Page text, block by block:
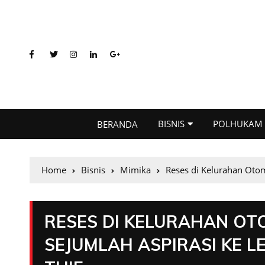
BERANDA BISNIS POLHUKAM
Home Bisnis Mimika Reses di Kelurahan
RESES DI KELURAHAN
SEJUMLAH ASPIRASI KE